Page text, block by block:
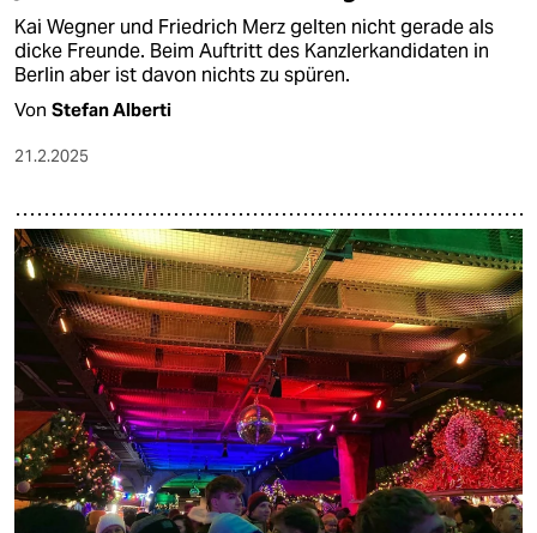
Kai Wegner und Friedrich Merz gelten nicht gerade als
dicke Freunde. Beim Auftritt des Kanzlerkandidaten in
Berlin aber ist davon nichts zu spüren.
Von Stefan Alberti
21.2.2025